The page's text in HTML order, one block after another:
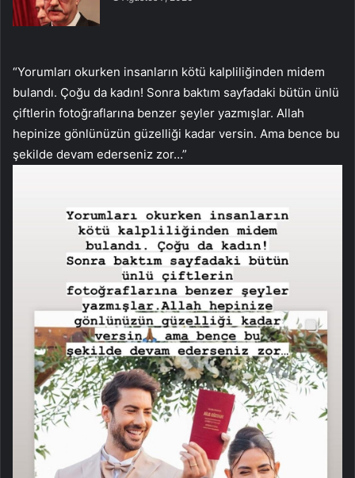
“Yorumları okurken insanların kötü kalpliliğinden midem
bulandı. Çoğu da kadın! Sonra baktım sayfadaki bütün ünlü
çiftlerin fotoğraflarına benzer şeyler yazmışlar. Allah
hepinize gönlünüzün güzelliği kadar versin. Ama bence bu
şekilde devam ederseniz zor…”